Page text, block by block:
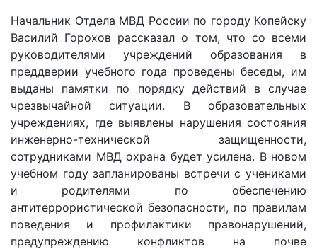
Начальник Отдела МВД России по городу Копейску
Василий Горохов рассказал о том, что со всеми
руководителями учреждений образования в
преддверии учебного года проведены беседы, им
выданы памятки по порядку действий в случае
чрезвычайной ситуации. В образовательных
учреждениях, где выявлены нарушения состояния
инженерно-технической защищенности,
сотрудниками МВД охрана будет усилена. В новом
учебном году запланированы встречи с учениками
и родителями по обеспечению
антитеррористической безопасности, по правилам
поведения и профилактики правонарушений,
предупреждению конфликтов на почве